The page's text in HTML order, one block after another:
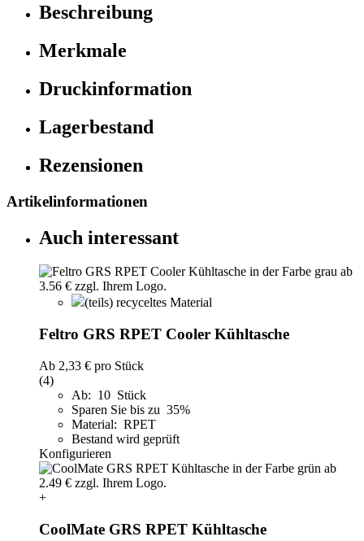
Beschreibung
Merkmale
Druckinformation
Lagerbestand
Rezensionen
Artikelinformationen
Auch interessant
(teils) recyceltes Material
Feltro GRS RPET Cooler Kühltasche
Ab 2,33 € pro Stück
(4)
Ab: 10 Stück
Sparen Sie bis zu 35%
Material: RPET
Bestand wird geprüft
Konfigurieren
+
CoolMate GRS RPET Kühltasche